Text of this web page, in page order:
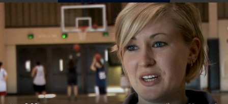
Ausztrália
Európa
Dél-Amerika